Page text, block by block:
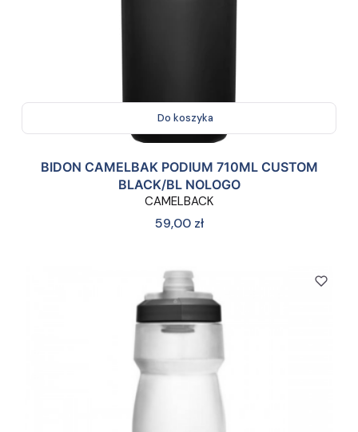
Do koszyka
BIDON CAMELBAK PODIUM 710ML CUSTOM
BLACK/BL NOLOGO
CAMELBACK
Cena
59,00 zł